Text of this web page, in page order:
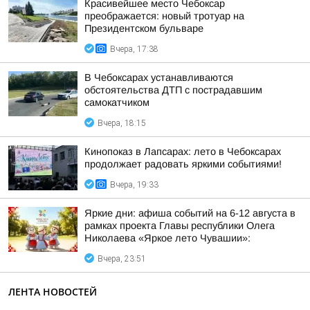
Красивейшее место Чебоксар
преображается: новый тротуар на
Президентском бульваре
Вчера, 17:38
В Чебоксарах устанавливаются
обстоятельства ДТП с пострадавшим
самокатчиком
Вчера, 18:15
Кинопоказ в Лапсарах: лето в Чебоксарах
продолжает радовать яркими событиями!
Вчера, 19:33
Яркие дни: афиша событий на 6-12 августа в
рамках проекта Главы республики Олега
Николаева «Яркое лето Чувашии»:
Вчера, 23:51
ЛЕНТА НОВОСТЕЙ